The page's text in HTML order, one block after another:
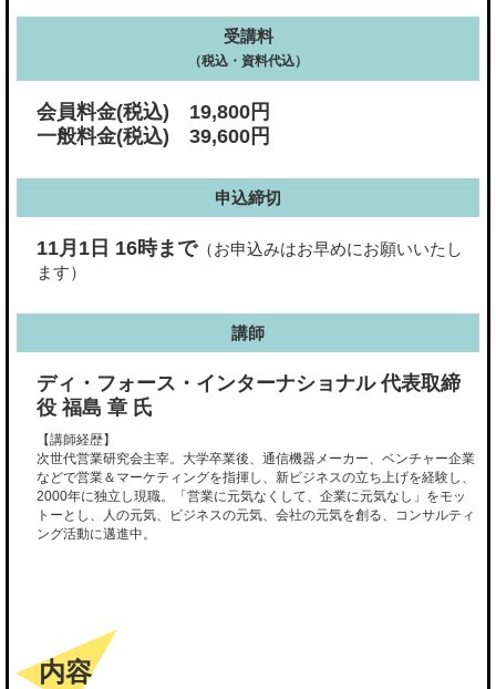
受講料
（税込・資料代込）
会員料金(税込) 19,800円
一般料金(税込) 39,600円
申込締切
11月1日 16時まで（お申込みはお早めにお願いいたし
ます）
講師
ディ・フォース・インターナショナル 代表取締
役 福島 章 氏
【講師経歴】
次世代営業研究会主宰。大学卒業後、通信機器メーカー、ベンチャー企業
などで営業＆マーケティングを指揮し、新ビジネスの立ち上げを経験し、
2000年に独立し現職。「営業に元気なくして、企業に元気なし」をモッ
トーとし、人の元気、ビジネスの元気、会社の元気を創る、コンサルティ
ング活動に邁進中。
内容